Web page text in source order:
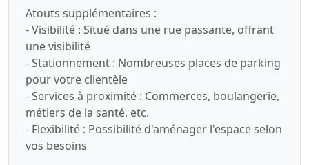
Atouts supplémentaires :
- Visibilité : Situé dans une rue passante, offrant
une visibilité
- Stationnement : Nombreuses places de parking
pour votre clientèle
- Services à proximité : Commerces, boulangerie,
métiers de la santé, etc.
- Flexibilité : Possibilité d'aménager l'espace selon
vos besoins